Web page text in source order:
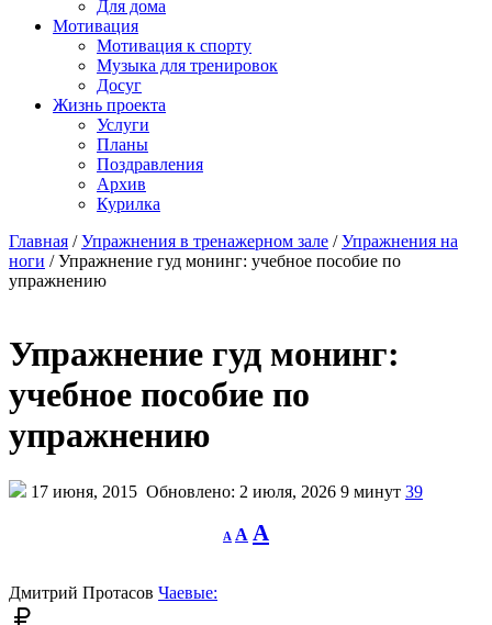
Для дома
Мотивация
Мотивация к спорту
Музыка для тренировок
Досуг
Жизнь проекта
Услуги
Планы
Поздравления
Архив
Курилка
Главная / Упражнения в тренажерном зале / Упражнения на
ноги / Упражнение гуд монинг: учебное пособие по
упражнению
Упражнение гуд монинг:
учебное пособие по
упражнению
17 июня, 2015 Обновлено: 2 июля, 2026 9 минут 39
A
Decrease
font
A Reset
font
A
Дмитрий Протасов Чаевые: